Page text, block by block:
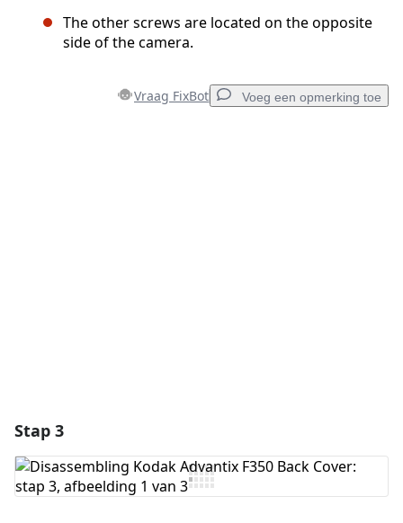
The other screws are located on the opposite
side of the camera.
Vraag FixBot Voeg een opmerking toe
Stap 3